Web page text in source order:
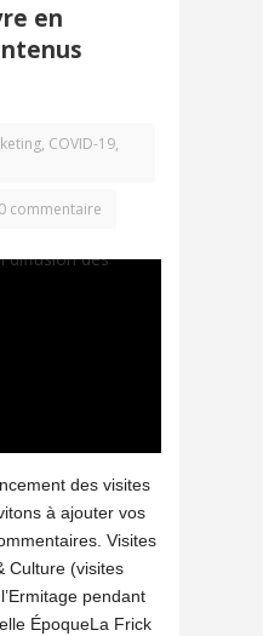
en
, COVID-19,
0 commentaire
des visites
à ajouter vos
Visites
Culture (visites
pendant
ÉpoqueLa Frick